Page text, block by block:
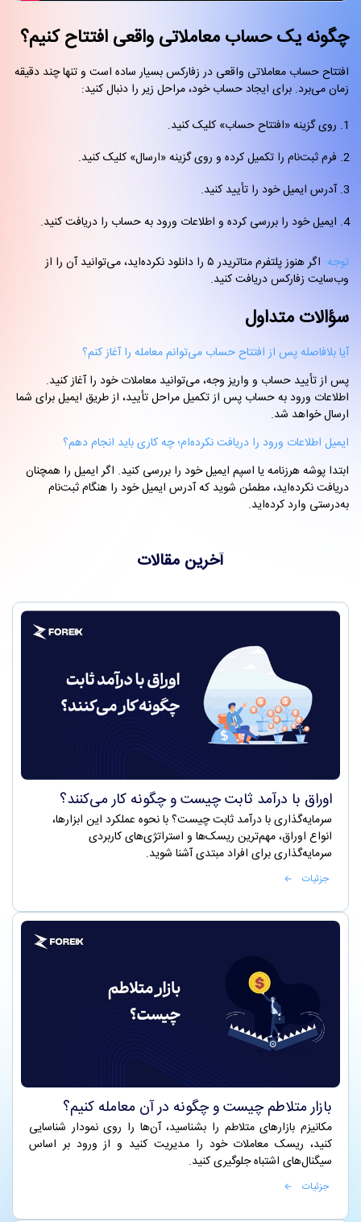
چگونه یک حساب معاملاتی واقعی افتتاح کنیم؟
افتتاح حساب معاملاتی واقعی در زفارکس بسیار ساده است و تنها چند دقیقه
زمان می‌برد. برای ایجاد حساب خود، مراحل زیر را دنبال کنید:
روی گزینه «افتتاح حساب» کلیک کنید.
فرم ثبت‌نام را تکمیل کرده و روی گزینه «ارسال» کلیک کنید.
آدرس ایمیل خود را تأیید کنید.
ایمیل خود را بررسی کرده و اطلاعات ورود به حساب را دریافت کنید.
توجه:
اگر هنوز پلتفرم متاتریدر ۵ را دانلود نکرده‌اید، می‌توانید آن را از
وب‌سایت زفارکس دریافت کنید.
سؤالات متداول
آیا بلافاصله پس از افتتاح حساب می‌توانم معامله را آغاز کنم؟
پس از تأیید حساب و واریز وجه، می‌توانید معاملات خود را آغاز کنید.
اطلاعات ورود به حساب پس از تکمیل مراحل تأیید، از طریق ایمیل برای شما
ارسال خواهد شد.
ایمیل اطلاعات ورود را دریافت نکرده‌ام؛ چه کاری باید انجام دهم؟
ابتدا پوشه هرزنامه یا اسپم ایمیل خود را بررسی کنید. اگر ایمیل را همچنان
دریافت نکرده‌اید، مطمئن شوید که آدرس ایمیل خود را هنگام ثبت‌نام
به‌درستی وارد کرده‌اید.
آخرین مقالات
اوراق با درآمد ثابت چیست و چگونه کار می‌کنند؟
سرمایه‌گذاری با درآمد ثابت چیست؟ با نحوه عملکرد این ابزارها،
انواع اوراق، مهم‌ترین ریسک‌ها و استراتژی‌های کاربردی
سرمایه‌گذاری برای افراد مبتدی آشنا شوید.
جزئیات
بازار متلاطم چیست و چگونه در آن معامله کنیم؟
مکانیزم بازارهای متلاطم را بشناسید، آن‌ها را روی نمودار شناسایی
کنید، ریسک معاملات خود را مدیریت کنید و از ورود بر اساس
سیگنال‌های اشتباه جلوگیری کنید.
جزئیات